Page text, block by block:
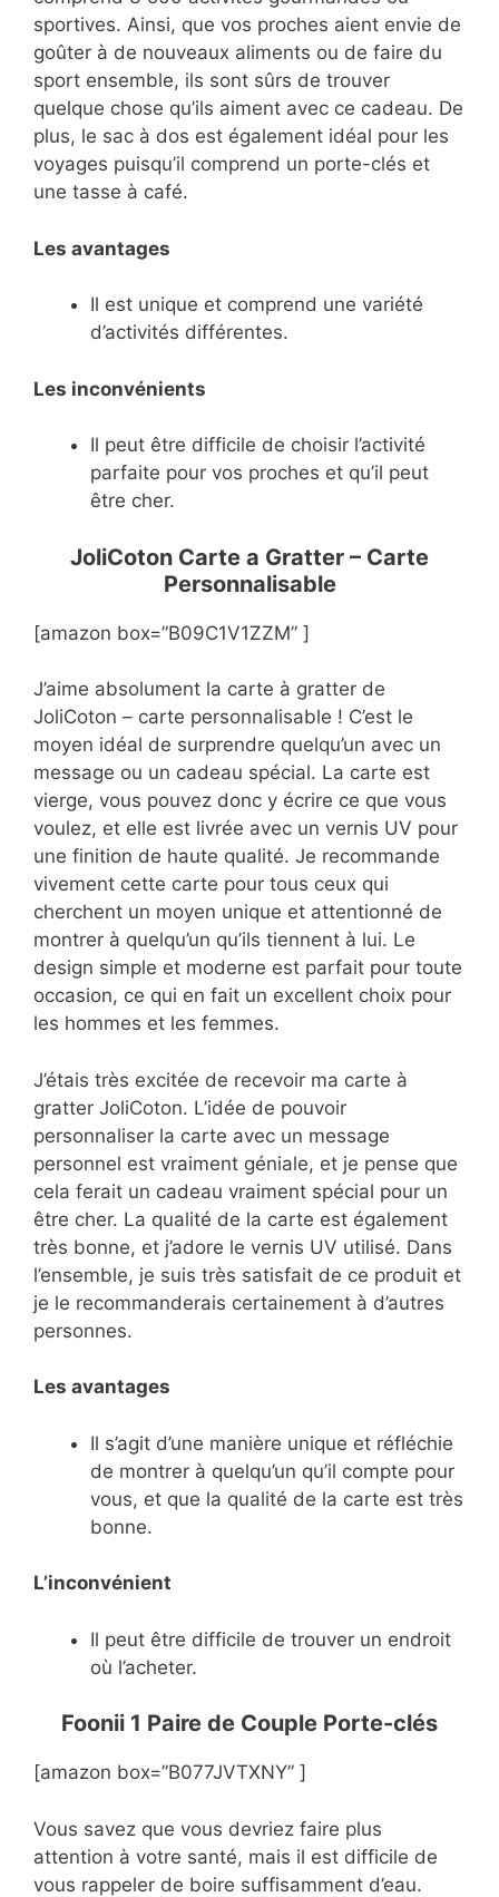
sportives. Ainsi, que vos proches aient envie de
goûter à de nouveaux aliments ou de faire du
sport ensemble, ils sont sûrs de trouver
quelque chose qu’ils aiment avec ce cadeau. De
plus, le sac à dos est également idéal pour les
voyages puisqu’il comprend un porte-clés et
une tasse à café.
Les avantages
Il est unique et comprend une variété
d’activités différentes.
Les inconvénients
Il peut être difficile de choisir l’activité
parfaite pour vos proches et qu’il peut
être cher.
JoliCoton Carte a Gratter – Carte
Personnalisable
[amazon box=”B09C1V1ZZM” ]
J’aime absolument la carte à gratter de
JoliCoton – carte personnalisable ! C’est le
moyen idéal de surprendre quelqu’un avec un
message ou un cadeau spécial. La carte est
vierge, vous pouvez donc y écrire ce que vous
voulez, et elle est livrée avec un vernis UV pour
une finition de haute qualité. Je recommande
vivement cette carte pour tous ceux qui
cherchent un moyen unique et attentionné de
montrer à quelqu’un qu’ils tiennent à lui. Le
design simple et moderne est parfait pour toute
occasion, ce qui en fait un excellent choix pour
les hommes et les femmes.
J’étais très excitée de recevoir ma carte à
gratter JoliCoton. L’idée de pouvoir
personnaliser la carte avec un message
personnel est vraiment géniale, et je pense que
cela ferait un cadeau vraiment spécial pour un
être cher. La qualité de la carte est également
très bonne, et j’adore le vernis UV utilisé. Dans
l’ensemble, je suis très satisfait de ce produit et
je le recommanderais certainement à d’autres
personnes.
Les avantages
Il s’agit d’une manière unique et réfléchie
de montrer à quelqu’un qu’il compte pour
vous, et que la qualité de la carte est très
bonne.
L’inconvénient
Il peut être difficile de trouver un endroit
où l’acheter.
Foonii 1 Paire de Couple Porte-clés
[amazon box=”B077JVTXNY” ]
Vous savez que vous devriez faire plus
attention à votre santé, mais il est difficile de
vous rappeler de boire suffisamment d’eau.